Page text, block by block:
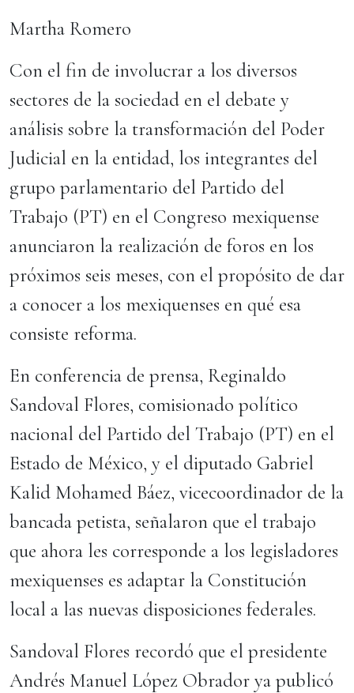
Martha Romero
Con el fin de involucrar a los diversos
sectores de la sociedad en el debate y
análisis sobre la transformación del Poder
Judicial en la entidad, los integrantes del
grupo parlamentario del Partido del
Trabajo (PT) en el Congreso mexiquense
anunciaron la realización de foros en los
próximos seis meses, con el propósito de dar
a conocer a los mexiquenses en qué esa
consiste reforma.
En conferencia de prensa, Reginaldo
Sandoval Flores, comisionado político
nacional del Partido del Trabajo (PT) en el
Estado de México, y el diputado Gabriel
Kalid Mohamed Báez, vicecoordinador de la
bancada petista, señalaron que el trabajo
que ahora les corresponde a los legisladores
mexiquenses es adaptar la Constitución
local a las nuevas disposiciones federales.
Sandoval Flores recordó que el presidente
Andrés Manuel López Obrador ya publicó